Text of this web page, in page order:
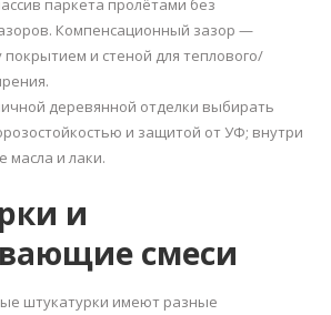
паркета пролётами без
Компенсационный зазор —
и стеной для теплового/
деревянной отделки выбирать
и защитой от УФ; внутри
и лаки.
и
смеси
штукатурки имеют разные